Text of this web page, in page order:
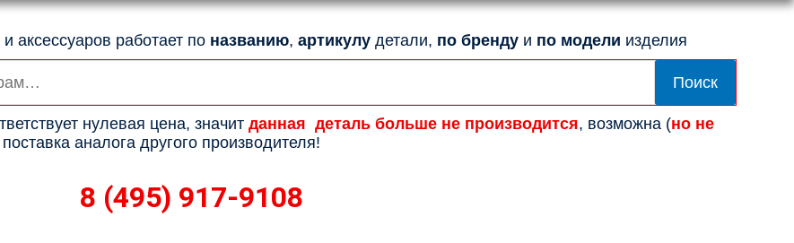
аксессуаров работает по названию, артикулу детали, по бренду и по модели изделия
Поиск
нулевая цена, значит данная деталь больше не производится, возможна (но не
аналога другого производителя!
8 (495) 917-9108